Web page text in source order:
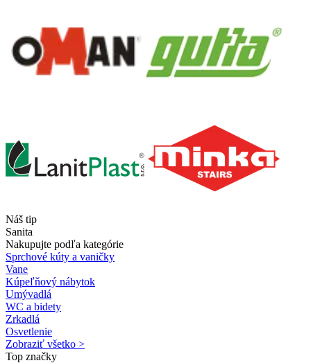
Náš tip
Sanita
Nakupujte podľa kategórie
Sprchové kúty a vaničky
Vane
Kúpeľňový nábytok
Umývadlá
WC a bidety
Zrkadlá
Osvetlenie
Zobraziť všetko >
Top značky